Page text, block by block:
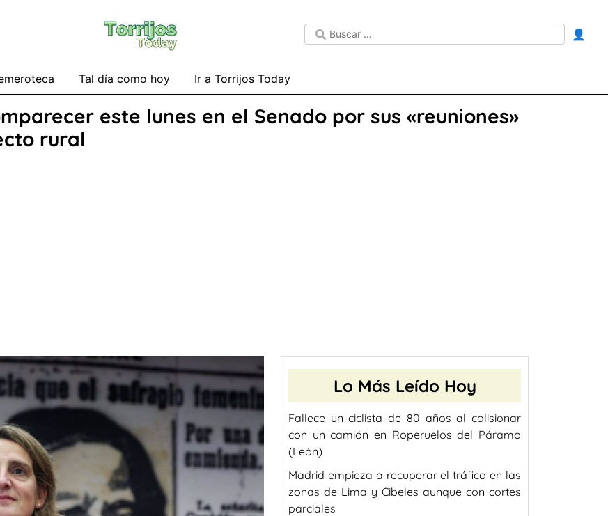
👤
Tal día como hoy Ir a Torrijos Today
este lunes en el Senado por sus «reuniones»
rural
Lo Más Leído Hoy
Fallece un ciclista de 80 años al colisionar
con un camión en Roperuelos del Páramo
(León)
Madrid empieza a recuperar el tráfico en las
zonas de Lima y Cibeles aunque con cortes
parciales